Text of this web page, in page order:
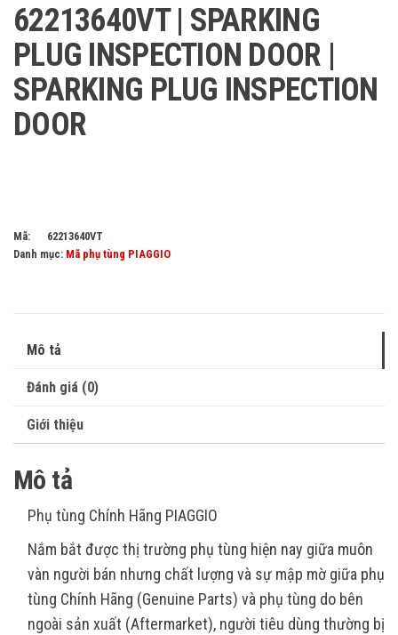
62213640VT | SPARKING
PLUG INSPECTION DOOR |
SPARKING PLUG INSPECTION
DOOR
Mã:
62213640VT
Danh mục: Mã phụ tùng PIAGGIO
Mô tả
Đánh giá (0)
Giới thiệu
Mô tả
Phụ tùng Chính Hãng PIAGGIO
Nắm bắt được thị trường phụ tùng hiện nay giữa muôn
vàn người bán nhưng chất lượng và sự mập mờ giữa phụ
tùng Chính Hãng (Genuine Parts) và phụ tùng do bên
ngoài sản xuất (Aftermarket), người tiêu dùng thường bị